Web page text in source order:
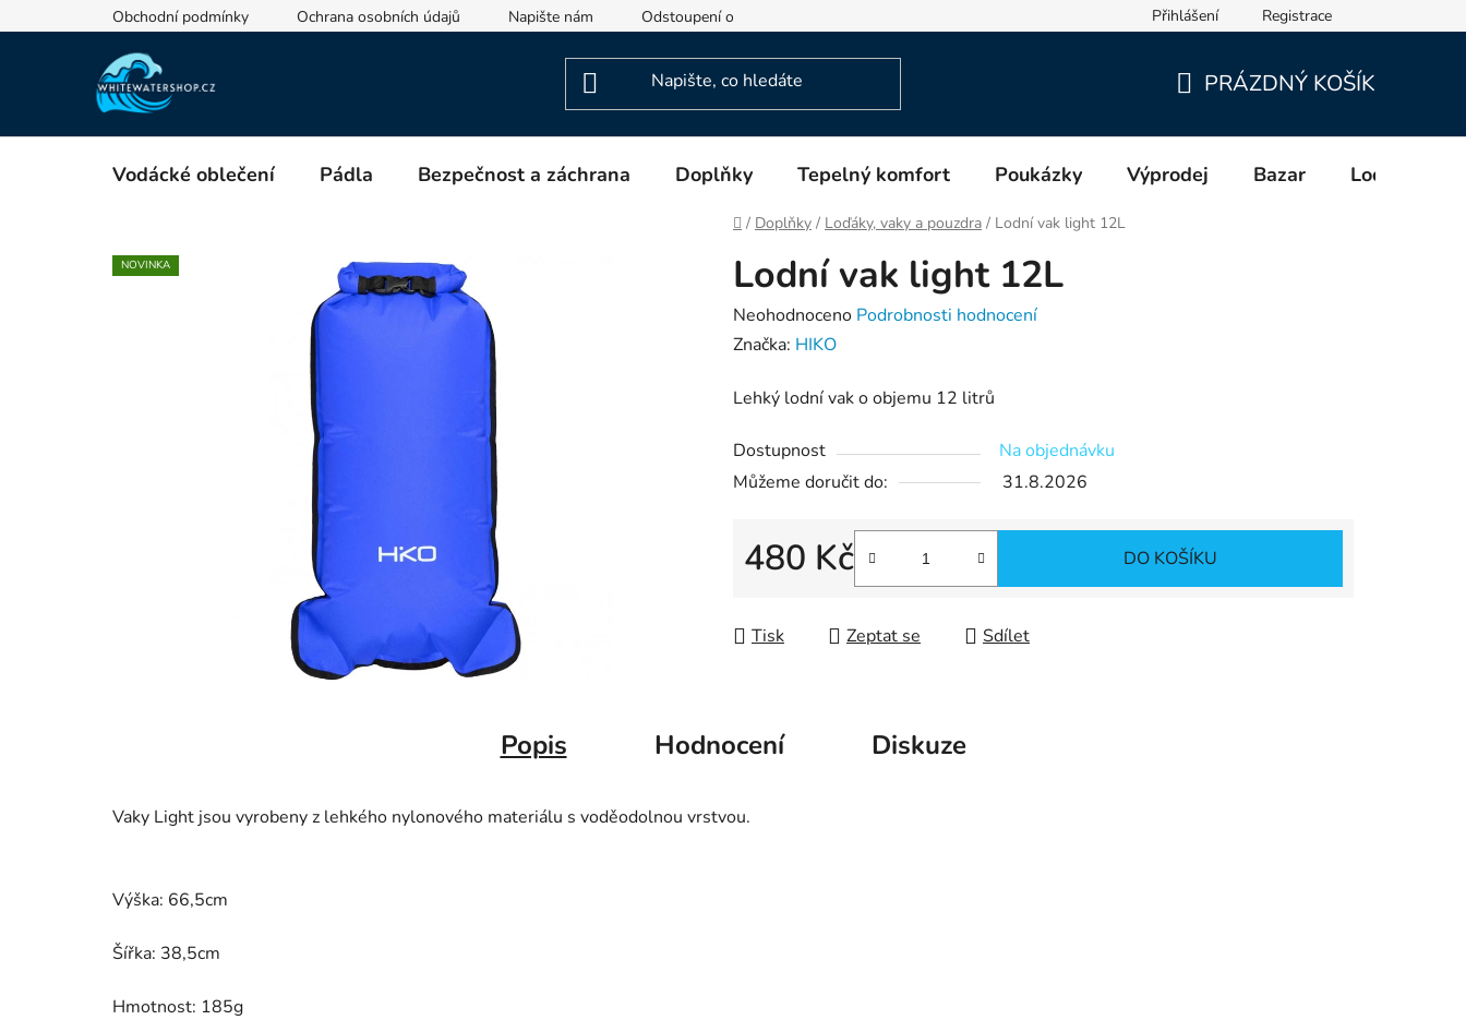
na
Obchodní podmínky Ochrana osobních údajů Napište nám Odstoupení od smlouvy Informace o výrobcích a distributorech (GPSR)Přihlášení Registrace
KOŠÍK
PRÁZDNÝ KOŠÍK
Vodácké oblečení Pádla Bezpečnost a záchrana Doplňky Tepelný komfort Poukázky Výprodej Bazar Lodě
Domů
/ Doplňky / Loďáky, vaky a pouzdra / Lodní vak light 12L
Lodní vak light 12L
Průměrné
hodnocení
je
z
5
Neohodnoceno Podrobnosti hodnocení
Značka: HIKO
Lehký lodní vak o objemu 12 litrů
Dostupnost
Na objednávku
Můžeme doručit do:
31.8.2026
480 Kč DO KOŠÍKU
Tisk Zeptat se Sdílet
NOVINKA
Popis Hodnocení Diskuze
Vaky Light jsou vyrobeny z lehkého nylonového materiálu s voděodolnou vrstvou.
Výška: 66,5cm
Šířka: 38,5cm
Hmotnost: 185g